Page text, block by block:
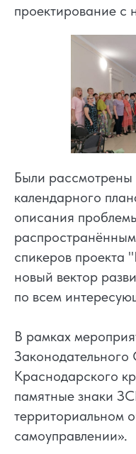
проектирование с
Были рассмотрены
календарного
описания
спикеров
новый вектор
по всем
В рамках
Краснодарского
памятные знаки
территориальном
самоуправлении».